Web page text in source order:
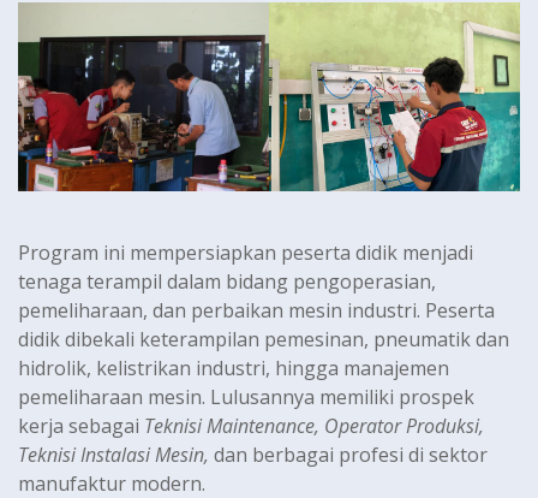
Program ini mempersiapkan peserta didik menjadi
tenaga terampil dalam bidang pengoperasian,
pemeliharaan, dan perbaikan mesin industri. Peserta
didik dibekali keterampilan pemesinan, pneumatik dan
hidrolik, kelistrikan industri, hingga manajemen
pemeliharaan mesin. Lulusannya memiliki prospek
kerja sebagai Teknisi Maintenance, Operator Produksi,
Teknisi Instalasi Mesin, dan berbagai profesi di sektor
manufaktur modern.